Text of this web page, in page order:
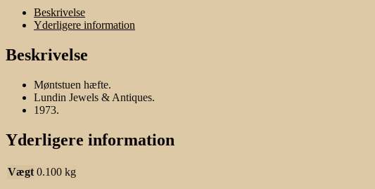
Beskrivelse
Yderligere information
Beskrivelse
Møntstuen hæfte.
Lundin Jewels & Antiques.
1973.
Yderligere information
Vægt 0.100 kg